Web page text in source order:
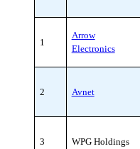
1
Arrow
Electronics
2 Avnet
3 WPG Holdings